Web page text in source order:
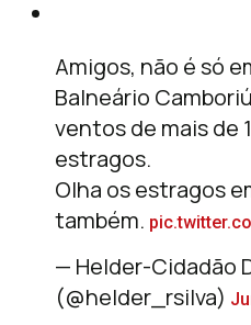
Amigos, não é só
Balneário
ventos de mais de
estragos.
Olha os estragos
também.
— Helder-Cidadão
(@helder_rsilva)